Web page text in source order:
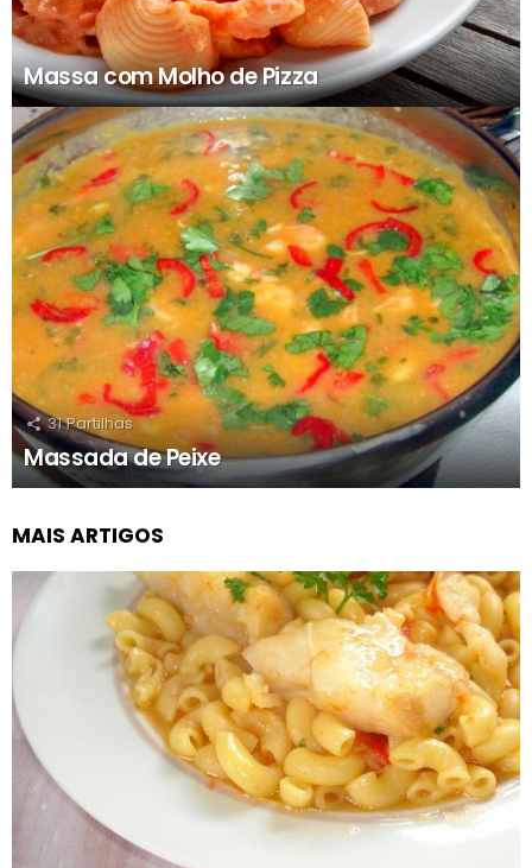
Massa com Molho de Pizza
31 Partilhas
Massada de Peixe
MAIS ARTIGOS